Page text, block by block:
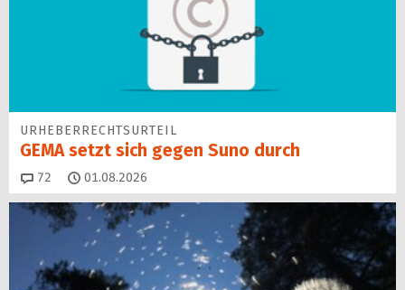
URHEBERRECHTSURTEIL
GEMA setzt sich gegen Suno durch
72 Kommentare
01.08.2026